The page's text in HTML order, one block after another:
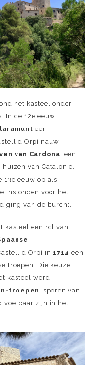
het kasteel onder
In de 12e eeuw
een
d’Orpí nauw
van Cardona , een
van Catalonië.
13e eeuw op als
instonden voor het
van de burcht.
kasteel een rol van
d’Orpí in 1714 een
troepen. Die keuze
kasteel werd
troepen
, sporen van
voelbaar zijn in het